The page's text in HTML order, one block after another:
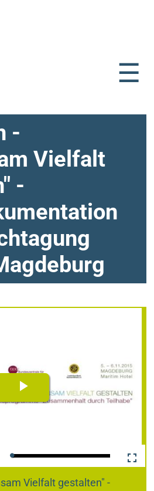
☰
-
Vielfalt
-
Video
Geladen:
Vielfalt gestalten" -